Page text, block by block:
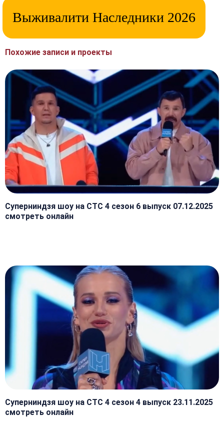
Выживалити Наследники 2026
Похожие записи и проекты
Суперниндзя шоу на СТС 4 сезон 6 выпуск 07.12.2025
смотреть онлайн
Суперниндзя шоу на СТС 4 сезон 4 выпуск 23.11.2025
смотреть онлайн